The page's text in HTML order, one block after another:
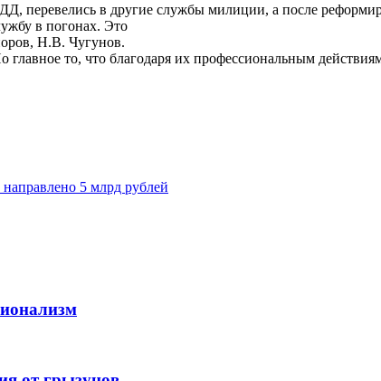
перевелись в другие службы милиции, а после
в погонах. Это
Н.В. Чугунов.
главное то, что благодаря их профессиональным
5 млрд рублей